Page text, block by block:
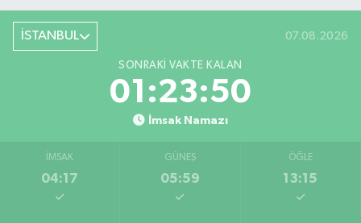
İSTANBUL 07.08.2026
SONRAKI VAKTE KALAN
01:23:50
İmsak Namazı
İMSAK
04:17
GÜNEŞ
05:59
ÖĞLE
13:15